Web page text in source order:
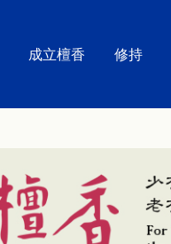
成立檀香 修持